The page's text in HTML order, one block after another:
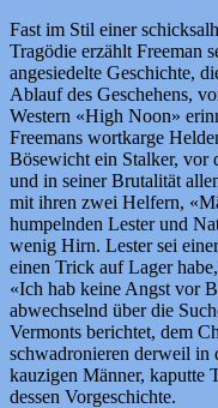
Fast im Stil einer
Tragödie erzählt Freeman
angesiedelte Geschichte,
Ablauf des Geschehens,
Western «High Noon»
Freemans wortkarge
Bösewicht ein Stalker, vor
und in seiner Brutalität
mit ihren zwei Helfern,
humpelnden Lester und
wenig Hirn. Lester sei
einen Trick auf Lager
«Ich hab keine Angst vor
abwechselnd über die
Vermonts berichtet, dem
schwadronieren derweil in
kauzigen Männer, kaputte
dessen Vorgeschichte.